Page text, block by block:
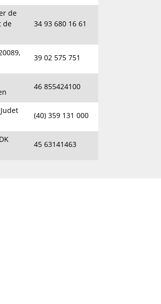
de
de
34 93 680 16 61
39 02 575 751
46 855424100
(40) 359 131 000
45 63141463